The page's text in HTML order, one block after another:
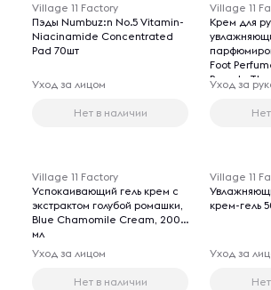
Village 11 Factory
Пэды Numbuz:n No.5 Vitamin-
Niacinamide Concentrated
Pad 70шт
Уход за лицом
Нет в наличии
Village 11
Крем для
Foot
Pomelo The,
Уход за
Village 11 Factory
Успокаивающий гель крем с
экстрактом голубой ромашки,
Blue Chamomile Cream, 200
мл
Уход за лицом
Нет в наличии
Village 11
крем-гель
Уход за